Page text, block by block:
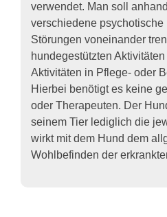
verwendet. Man soll
verschiedene psychotische
Störungen voneinander
hundegestützten
Aktivitäten in Pflege- oder
Hierbei benötigt es keine
oder Therapeuten. Der
seinem Tier lediglich die
wirkt mit dem Hund dem
Wohlbefinden der